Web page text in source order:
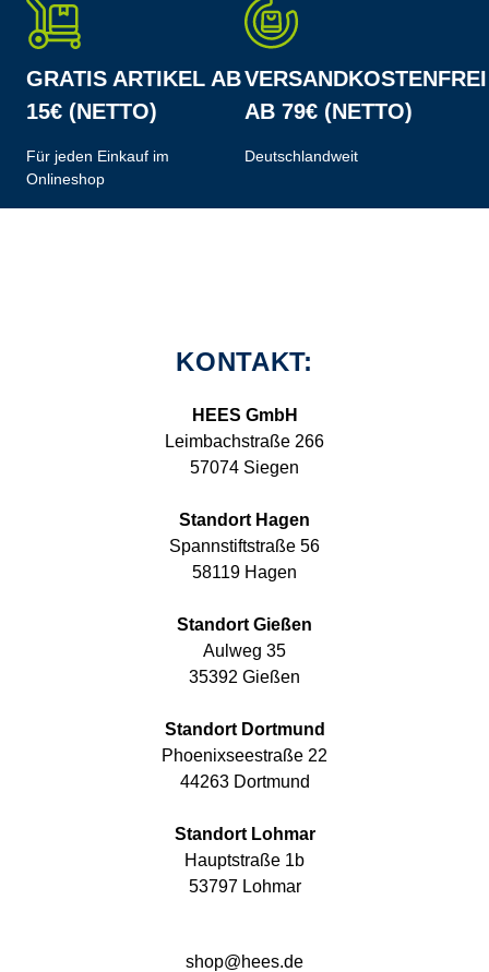
GRATIS ARTIKEL AB
15€ (NETTO)
Für jeden Einkauf im
Onlineshop
VERSANDKOSTENFREI
AB 79€ (NETTO)
Deutschlandweit
KONTAKT:
HEES GmbH
Leimbachstraße 266
57074 Siegen
Standort Hagen
Spannstiftstraße 56
58119 Hagen
Standort Gießen
Aulweg 35
35392 Gießen
Standort Dortmund
Phoenixseestraße 22
44263 Dortmund
Standort Lohmar
Hauptstraße 1b
53797 Lohmar
shop@hees.de